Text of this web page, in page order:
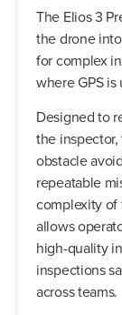
The Elios 3
the drone
for complex
where GPS
Designed to
the
obstacle
repeatable
complexity of
allows
high-quality
inspections
across teams.